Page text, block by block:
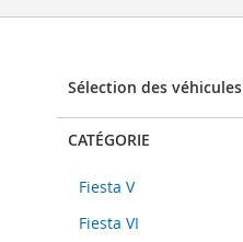
Sélection des véhicules
CATÉGORIE
Fiesta V
Fiesta VI